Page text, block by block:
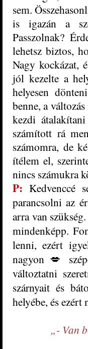
sem.
is igazán a
Passzolnak?
lehetsz biztos,
Nagy kockázat,
jól kezelte a
helyesen
benne, a
kezdi
számított rá
számomra, de
ítélem el,
nincs számukra
P: Kedvenccé
parancsolni az
arra van
mindenképp.
lenni, ezért
nagyon 💋
változtatni
szárnyait és
helyébe, és
„- Van